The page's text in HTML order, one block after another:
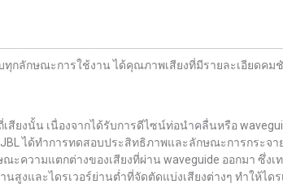
ลักษณะการใช้งาน ได้คุณภาพเสียงที่มีรายละเอียดคม
ยงนั้น เนื่องจากได้รับการดีไซน์ท่อนำคลื่นหรือ
ได้ทำการทดสอบประสิทธิภาพและลักษณะการกระจ
ะความแตกต่างของเสียงที่ผ่าน waveguide ออกมา ซึ่
นสูงและไดรเวอร์ย่านต่ำที่จัดตัดแบ่งเสียงต่างๆ ทำให้ไ